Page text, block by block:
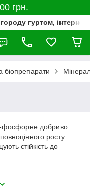
грн.
гуртом,
біопрепарати
фосфорне добриво
росту
стійкість до
таких мінеральних